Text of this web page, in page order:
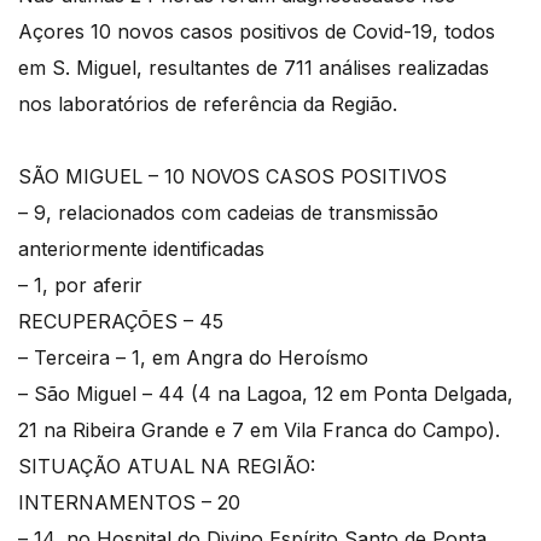
Açores 10 novos casos positivos de Covid-19, todos
em S. Miguel, resultantes de 711 análises realizadas
nos laboratórios de referência da Região.
SÃO MIGUEL – 10 NOVOS CASOS POSITIVOS
– 9, relacionados com cadeias de transmissão
anteriormente identificadas
– 1, por aferir
RECUPERAÇÕES – 45
– Terceira – 1, em Angra do Heroísmo
– São Miguel – 44 (4 na Lagoa, 12 em Ponta Delgada,
21 na Ribeira Grande e 7 em Vila Franca do Campo).
SITUAÇÃO ATUAL NA REGIÃO:
INTERNAMENTOS – 20